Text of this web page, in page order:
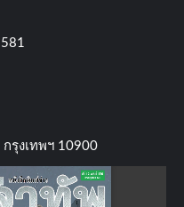
รุงเทพฯ 10900